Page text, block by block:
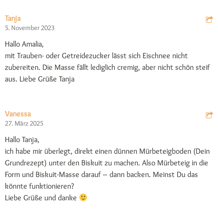
Tanja
5. November 2023
Hallo Amalia,
mit Trauben- oder Getreidezucker lässt sich Eischnee nicht
zubereiten. Die Masse fällt lediglich cremig, aber nicht schön steif
aus. Liebe Grüße Tanja
Vanessa
27. März 2025
Hallo Tanja,
ich habe mir überlegt, direkt einen dünnen Mürbeteigboden (Dein
Grundrezept) unter den Biskuit zu machen. Also Mürbeteig in die
Form und Biskuit-Masse darauf – dann backen. Meinst Du das
könnte funktionieren?
Liebe Grüße und danke